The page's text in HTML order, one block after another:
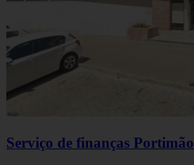
Serviço de finanças Portimão